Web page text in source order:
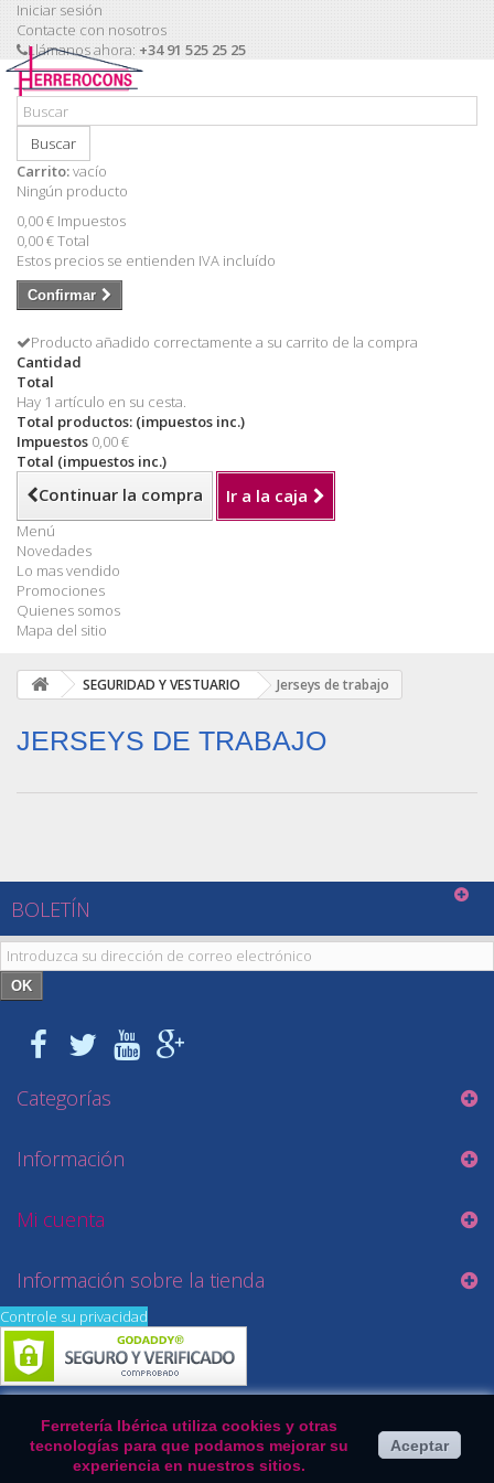
Iniciar sesión
Contacte con nosotros
Llámanos ahora: +34 91 525 25 25
Buscar
Carrito:vacío
Ningún producto
0,00 € Impuestos
0,00 €Total
Estos precios se entienden IVA incluído
Confirmar
Producto añadido correctamente a su carrito de la compra
Cantidad
Total
Hay 1 artículo en su cesta.
Total productos: (impuestos inc.)
Impuestos 0,00 €
Total (impuestos inc.)
Continuar la compra Ir a la caja
Menú
Novedades
Lo mas vendido
Promociones
Quienes somos
Mapa del sitio
SEGURIDAD Y VESTUARIO Jerseys de trabajo
JERSEYS DE TRABAJO
BOLETÍN
OK
Categorías
Información
Mi cuenta
Información sobre la tienda
Ferretería Ibérica utiliza cookies y otras
tecnologías para que podamos mejorar su
experiencia en nuestros sitios.
Aceptar
Controle su privacidad